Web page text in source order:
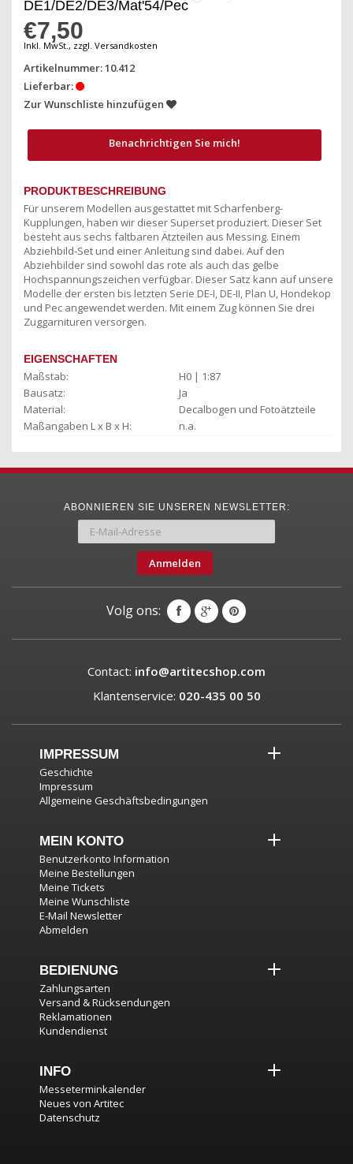
DE1/DE2/DE3/Mat'54/Pec
€7,50
Inkl. MwSt., zzgl. Versandkosten
Artikelnummer: 10.412
Lieferbar:
Zur Wunschliste hinzufügen
Benachrichtigen Sie mich!
PRODUKTBESCHREIBUNG
Für unserem Modellen ausgestattet mit Scharfenberg-
Kupplungen, haben wir dieser Superset produziert. Dieser Set
besteht aus sechs faltbaren Ätzteilen aus Messing. Einem
Abziehbild-Set und einer Anleitung sind dabei. Auf den
Abziehbilder sind sowohl das rote als auch das gelbe
Hochspannungszeichen verfügbar. Dieser Satz kann auf unsere
Modelle der ersten bis letzten Serie DE-I, DE-II, Plan U, Hondekop
und Pec angewendet werden. Mit einem Zug können Sie drei
Zuggarnituren versorgen.
EIGENSCHAFTEN
Maßstab:
H0 | 1:87
Bausatz:
Ja
Material:
Decalbogen und Fotoätzteile
Maßangaben L x B x H:
n.a.
ABONNIEREN SIE UNSEREN NEWSLETTER:
Anmelden
Volg ons:
Contact: info@artitecshop.com
Klantenservice: 020-435 00 50
IMPRESSUM
Geschichte
Impressum
Allgemeine Geschäftsbedingungen
MEIN KONTO
Benutzerkonto Information
Meine Bestellungen
Meine Tickets
Meine Wunschliste
E-Mail Newsletter
Abmelden
BEDIENUNG
Zahlungsarten
Versand & Rücksendungen
Reklamationen
Kundendienst
INFO
Messeterminkalender
Neues von Artitec
Datenschutz